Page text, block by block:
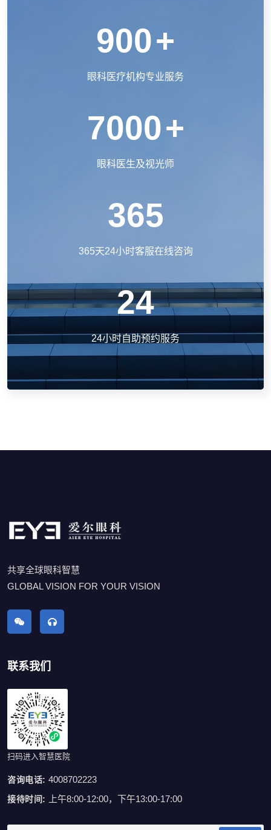
900+
眼科医疗机构专业服务
7000+
眼科医生及视光师
365
365天24小时客服在线咨询
24
24小时自助预约服务
共享全球眼科智慧
GLOBAL VISION FOR YOUR VISION
联系我们
扫码进入智慧医院
咨询电话: 4008702223
接待时间: 上午8:00-12:00，下午13:00-17:00